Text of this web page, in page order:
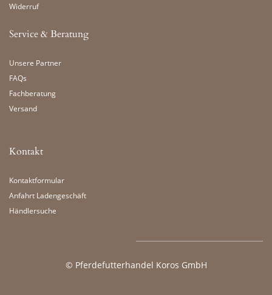
Widerruf
Service & Beratung
Unsere Partner
FAQs
Fachberatung
Versand
Kontakt
Kontaktformular
Anfahrt Ladengeschäft
Händlersuche
© Pferdefutterhandel Koros GmbH